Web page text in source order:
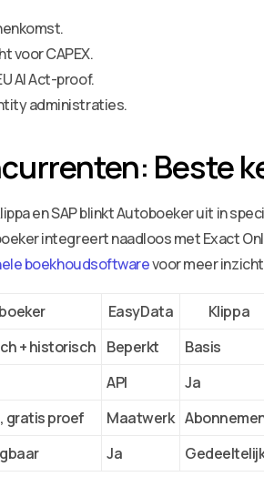
voor CAPEX.
AI Act-proof.
administraties.
Beste
en SAP blinkt Autoboeker uit in
integreert naadloos met Exact
boekhoudsoftwarevoor meer
EasyData Klippa
+ historisch Beperkt Basis
API Ja
gratis proef Maatwerk
Ja